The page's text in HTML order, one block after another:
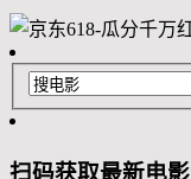
扫码获取最新电影